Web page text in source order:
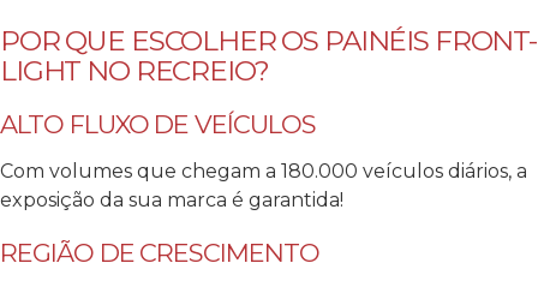
POR QUE ESCOLHER OS PAINÉIS FRONT-
LIGHT NO RECREIO?
ALTO FLUXO DE VEÍCULOS
Com volumes que chegam a 180.000 veículos diários, a
exposição da sua marca é garantida!
REGIÃO DE CRESCIMENTO